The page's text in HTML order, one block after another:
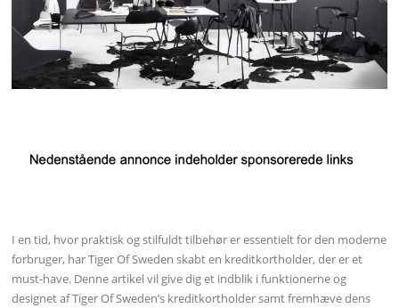
I en tid, hvor praktisk og stilfuldt tilbehør er essentielt for den moderne
forbruger, har Tiger Of Sweden skabt en kreditkortholder, der er et
must-have. Denne artikel vil give dig et indblik i funktionerne og
designet af Tiger Of Sweden’s kreditkortholder samt fremhæve dens